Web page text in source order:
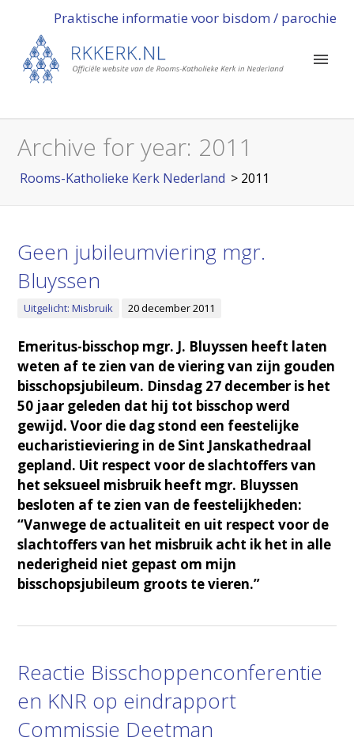
Praktische informatie voor bisdom / parochie
Archive for year: 2011
Rooms-Katholieke Kerk Nederland > 2011
Geen jubileumviering mgr.
Bluyssen
Uitgelicht: Misbruik 20 december 2011
Emeritus-bisschop mgr. J. Bluyssen heeft laten
weten af te zien van de viering van zijn gouden
bisschopsjubileum. Dinsdag 27 december is het
50 jaar geleden dat hij tot bisschop werd
gewijd. Voor die dag stond een feestelijke
eucharistieviering in de Sint Janskathedraal
gepland. Uit respect voor de slachtoffers van
het seksueel misbruik heeft mgr. Bluyssen
besloten af te zien van de feestelijkheden:
“Vanwege de actualiteit en uit respect voor de
slachtoffers van het misbruik acht ik het in alle
nederigheid niet gepast om mijn
bisschopsjubileum groots te vieren.”
Reactie Bisschoppenconferentie
en KNR op eindrapport
Commissie Deetman